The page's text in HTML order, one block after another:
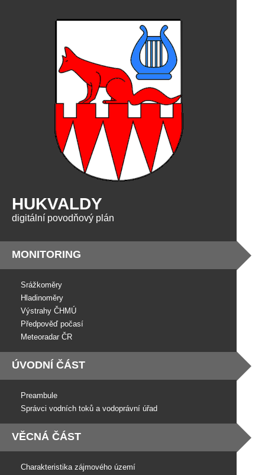
HUKVALDY
digitální povodňový plán
MONITORING
Srážkoměry
Hladinoměry
Výstrahy ČHMÚ
Předpověď počasí
Meteoradar ČR
ÚVODNÍ ČÁST
Preambule
Správci vodních toků a vodoprávní úřad
VĚCNÁ ČÁST
Charakteristika zájmového území